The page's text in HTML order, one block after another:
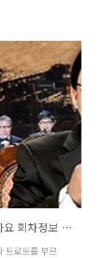
제 : 월말 신청
숙, 김용만, 김성
명섭 허찬미 홍잠
항조 진성 장
설운도) 02) 유지
가요무대 1812회 2023년 8월 21일 힐링 가요 회차정보 방송시간 오늘 출연진 MC 사회자 김동건 방청신청 방법 주차 녹화시간
트로트를 부르